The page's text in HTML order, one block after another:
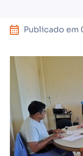
Publicado em